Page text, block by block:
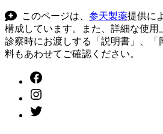
このページは、 参天製薬提供に
構成しています。また、詳細な使用
診察時にお渡しする「説明書」、「
料もあわせてご確認ください。
Facebook
instagram
twitter